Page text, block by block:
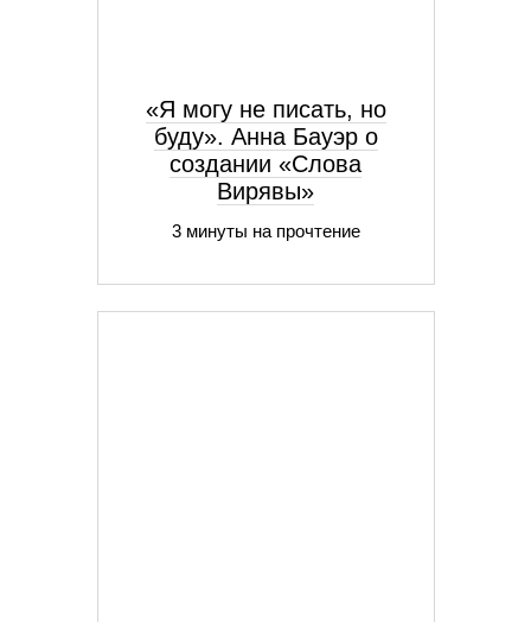
«Я могу не писать, но
буду». Анна Бауэр о
создании «Слова
Вирявы»
3 минуты на прочтение